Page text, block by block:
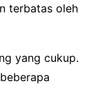
terbatas oleh
yang cukup.